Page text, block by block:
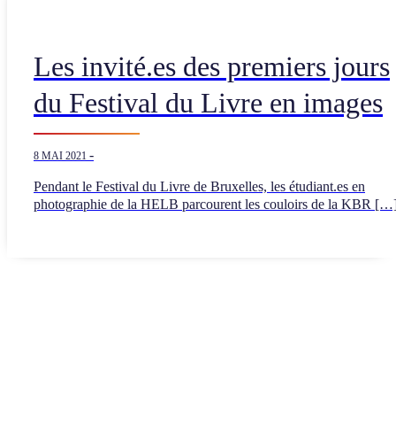
Les invité.es des premiers jours
du Festival du Livre en images
8 MAI 2021 -
Pendant le Festival du Livre de Bruxelles, les étudiant.es en
photographie de la HELB parcourent les couloirs de la KBR